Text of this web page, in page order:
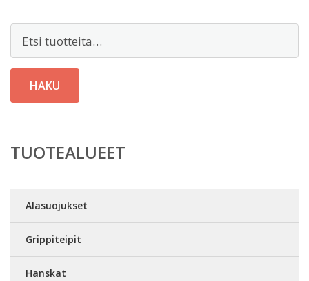
HAKU
TUOTEALUEET
Alasuojukset
Grippiteipit
Hanskat